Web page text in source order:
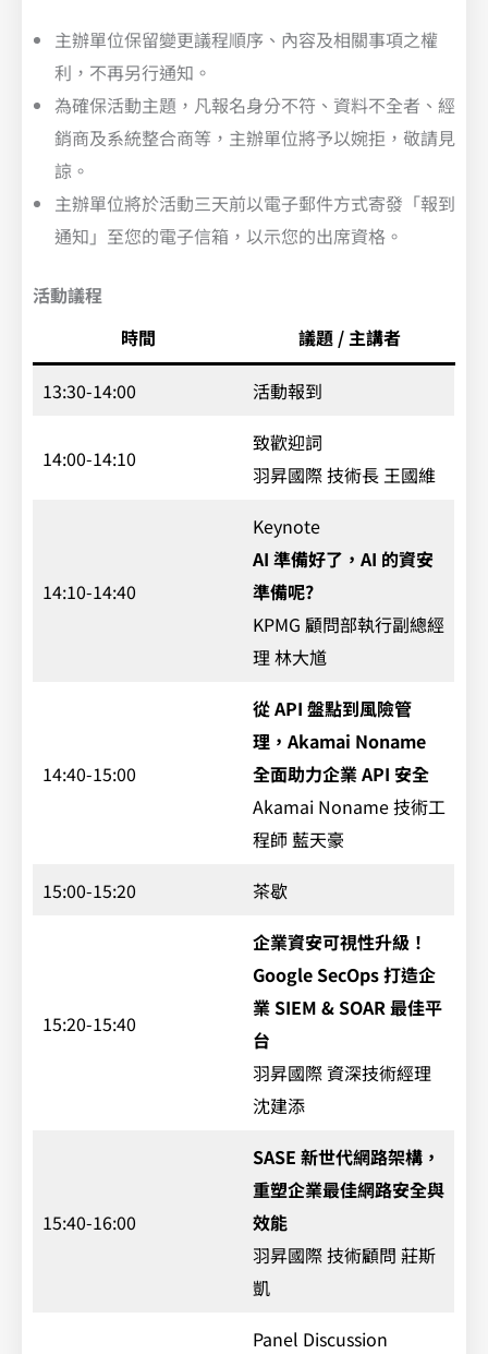
主辦單位保留變更議程順序、內容及相關事項之權
利，不再另行通知。
為確保活動主題，凡報名身分不符、資料不全者、經
銷商及系統整合商等，主辦單位將予以婉拒，敬請見
諒。
主辦單位將於活動三天前以電子郵件方式寄發「報到
通知」至您的電子信箱，以示您的出席資格。
活動議程
時間
議題 / 主講者
13:30-14:00 活動報到
14:00-14:10
致歡迎詞
羽昇國際 技術長 王國維
14:10-14:40
Keynote
AI 準備好了，AI 的資安
準備呢?
KPMG 顧問部執行副總經
理 林大馗
14:40-15:00
從 API 盤點到風險管
理，Akamai Noname
全面助力企業 API 安全
Akamai Noname 技術工
程師 藍天豪
15:00-15:20
茶歇
15:20-15:40
企業資安可視性升級！
Google SecOps 打造企
業 SIEM & SOAR 最佳平
台
羽昇國際 資深技術經理
沈建添
15:40-16:00
SASE 新世代網路架構，
重塑企業最佳網路安全與
效能
羽昇國際 技術顧問 莊斯
凱
Panel Discussion